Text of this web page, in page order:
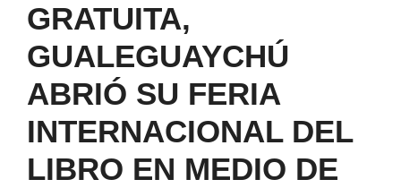
GRATUITA,
GUALEGUAYCHÚ
ABRIÓ SU FERIA
INTERNACIONAL DEL
LIBRO EN MEDIO DE